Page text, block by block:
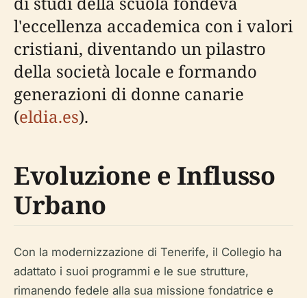
l'eccellenza accademica con i valori
cristiani, diventando un pilastro
della società locale e formando
generazioni di donne canarie
(eldia.es).
Evoluzione e Influsso
Urbano
Con la modernizzazione di Tenerife, il Collegio ha
adattato i suoi programmi e le sue strutture,
rimanendo fedele alla sua missione fondatrice e